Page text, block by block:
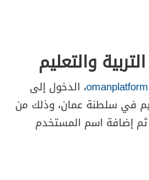
والتعليم
، الدخول إلى
في سلطنة عمان، وذلك من
ثم إضافة اسم المستخدم